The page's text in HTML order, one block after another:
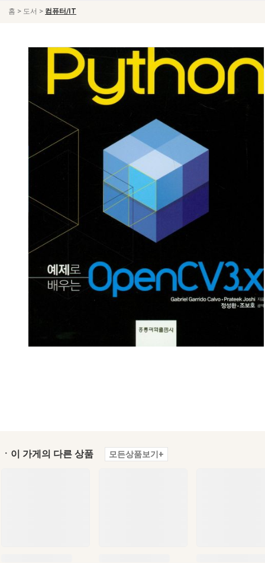
홈 > 도서 > 컴퓨터/IT
ㆍ이 가게의 다른 상품 모든상품보기+